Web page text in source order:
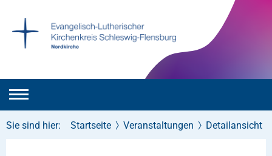
Sie sind hier: Startseite Veranstaltungen Detailansicht